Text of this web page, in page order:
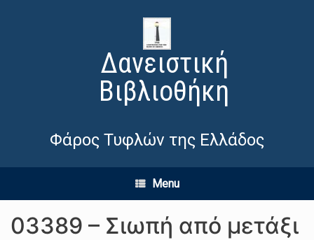
Δανειστική
Βιβλιοθήκη
Φάρος Τυφλών της Ελλάδος
Menu
03389 – Σιωπή από μετάξι